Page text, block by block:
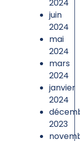
2024
juin
2024
mai
2024
mars
2024
janvier
2024
2023